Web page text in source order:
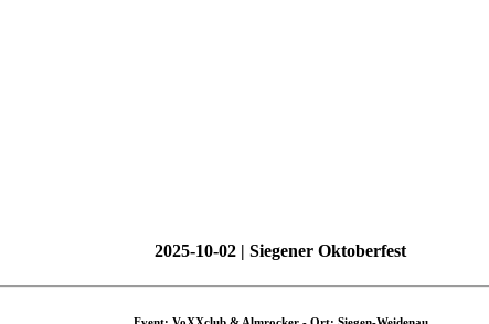
2025-10-02 | Siegener Oktoberfest
Event: VoXXclub & Almrocker - Ort: Siegen-Weidenau